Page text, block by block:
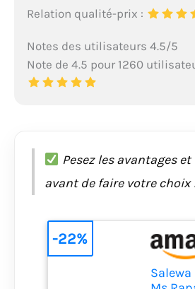
Relation qualité-prix :
Notes des utilisateurs 4.5/5
Note de 4.5 pour 1260
Pesez les avantages
avant de faire votre choix
-22%